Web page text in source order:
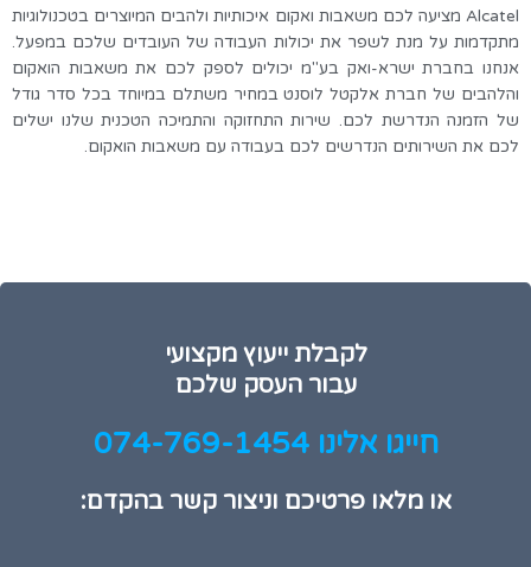
Alcatel מציעה לכם משאבות ואקום איכותיות ולהבים המיוצרים בטכנולוגיות
מתקדמות על מנת לשפר את יכולות העבודה של העובדים שלכם במפעל.
אנחנו בחברת ישרא-ואק בע"מ יכולים לספק לכם את משאבות הואקום
והלהבים של חברת אלקטל לוסנט במחיר משתלם במיוחד בכל סדר גודל
של הזמנה הנדרשת לכם. שירות התחזוקה והתמיכה הטכנית שלנו ישלים
לכם את השירותים הנדרשים לכם בעבודה עם משאבות הואקום.
לקבלת ייעוץ מקצועי
עבור העסק שלכם
חייגו אלינו 074-769-1454
או מלאו פרטיכם וניצור קשר בהקדם: